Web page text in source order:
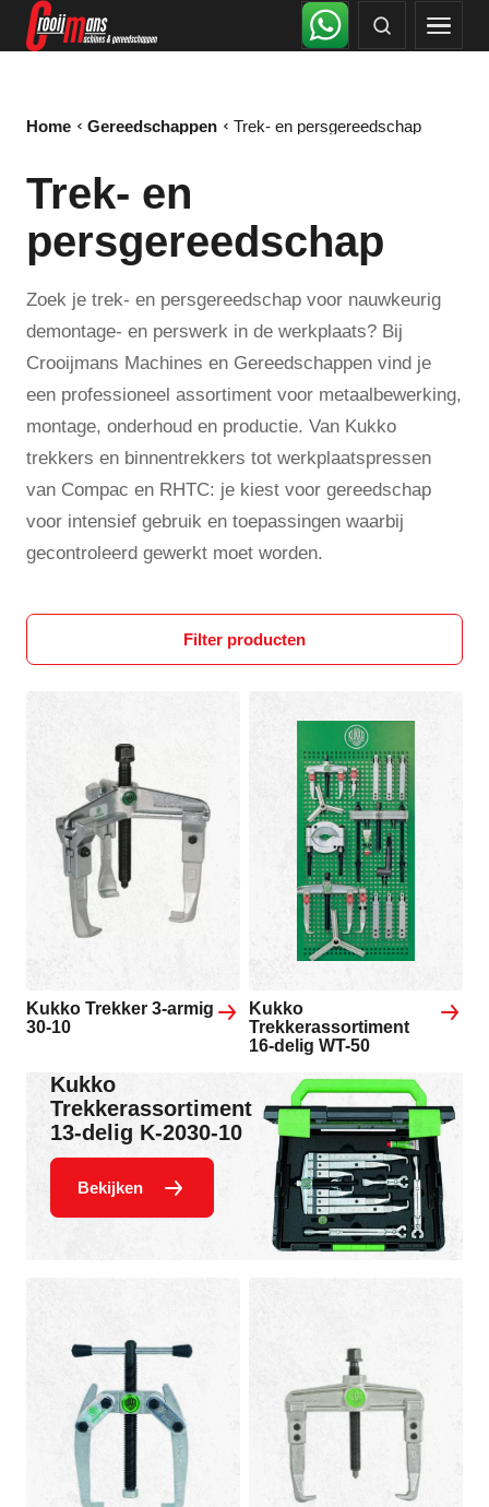
Home Gereedschappen Trek- en persgereedschap
Trek- en
persgereedschap
Zoek je trek- en persgereedschap voor nauwkeurig
demontage- en perswerk in de werkplaats? Bij
Crooijmans Machines en Gereedschappen vind je
een professioneel assortiment voor metaalbewerking,
montage, onderhoud en productie. Van Kukko
trekkers en binnentrekkers tot werkplaatspressen
van Compac en RHTC: je kiest voor gereedschap
voor intensief gebruik en toepassingen waarbij
gecontroleerd gewerkt moet worden.
Filter producten
Kukko
Trekkerassortiment
16-delig WT-50
Kukko
Trekkerassortiment
13-delig K-2030-10
Bekijken
Kukko Trekker 3-armig
30-10